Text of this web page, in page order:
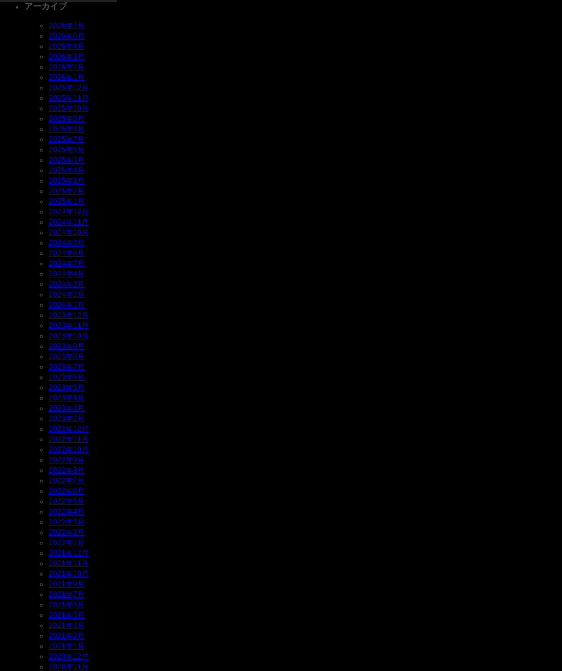
アーカイブ
2026年7月
2026年6月
2026年4月
2026年3月
2026年2月
2026年1月
2025年12月
2025年11月
2025年10月
2025年9月
2025年8月
2025年7月
2025年6月
2025年5月
2025年4月
2025年3月
2025年2月
2025年1月
2024年12月
2024年11月
2024年10月
2024年9月
2024年8月
2024年7月
2024年4月
2024年3月
2024年2月
2024年1月
2023年12月
2023年11月
2023年10月
2023年9月
2023年8月
2023年7月
2023年6月
2023年5月
2023年4月
2023年3月
2023年2月
2022年12月
2022年11月
2022年10月
2022年9月
2022年8月
2022年7月
2022年6月
2022年5月
2022年4月
2022年3月
2022年2月
2022年1月
2021年12月
2021年11月
2021年10月
2021年9月
2021年7月
2021年6月
2021年5月
2021年3月
2021年2月
2021年1月
2020年12月
2020年11月